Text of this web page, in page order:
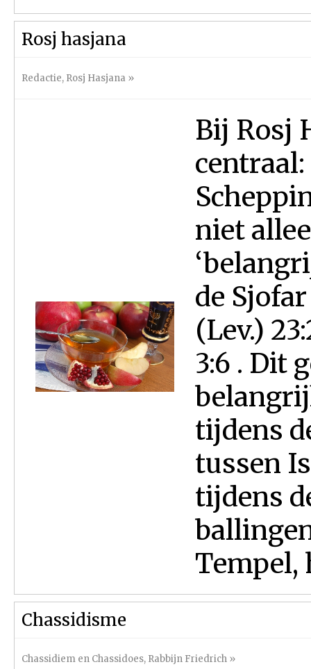
Rosj hasjana
Redactie, Rosj Hasjana »
Bij Rosj
niet
de
(Lev.)
3:6 . Dit
tijdens
tussen
tijdens
Tempel,
Chassidisme
Chassidiem en Chassidoes, Rabbijn Friedrich »